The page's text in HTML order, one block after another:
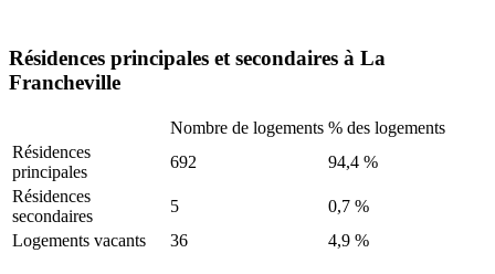
Résidences principales et secondaires à La
Francheville
Nombre de logements % des logements
Résidences
principales
692
94,4 %
Résidences
secondaires
5
0,7 %
Logements vacants
36 4,9 %